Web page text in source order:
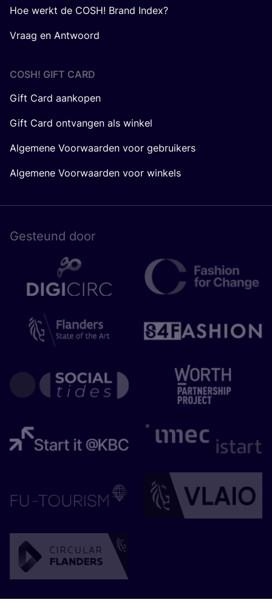
Hoe werkt de COSH! Brand Index?
Vraag en Antwoord
COSH! GIFT CARD
Gift Card aankopen
Gift Card ontvangen als winkel
Algemene Voorwaarden voor gebruikers
Algemene Voorwaarden voor winkels
Gesteund door